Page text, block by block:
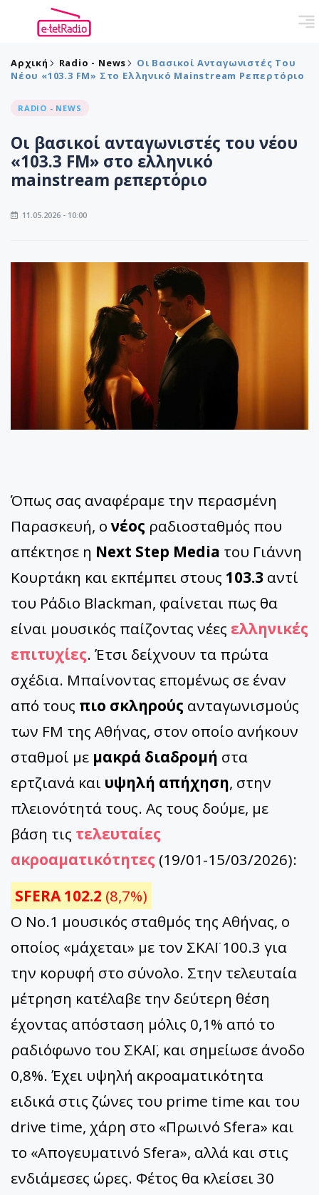
Αρχική Radio - News
Οι Βασικοί Ανταγωνιστές Του
Νέου «103.3 FM» Στο Ελληνικό Mainstream Ρεπερτόριο
RADIO - NEWS
Οι βασικοί ανταγωνιστές του νέου
«103.3 FM» στο ελληνικό
mainstream ρεπερτόριο
11.05.2026 - 10:00
Όπως σας αναφέραμε την περασμένη
Παρασκευή, ονέος ραδιοσταθμός που
απέκτησε η Next Step Media του Γιάννη
Κουρτάκη και εκπέμπει στους 103.3 αντί
του Ράδιο Blackman, φαίνεται πως θα
είναι μουσικός παίζοντας νέες ελληνικές
επιτυχίες. Έτσι δείχνουν τα πρώτα
σχέδια. Μπαίνοντας επομένως σε έναν
από τους πιο σκληρούς ανταγωνισμούς
των FM της Αθήνας, στον οποίο ανήκουν
σταθμοί με μακρά διαδρομή στα
ερτζιανά και υψηλή απήχηση, στην
πλειονότητά τους. Ας τους δούμε, με
βάση τις τελευταίες
ακροαματικότητες (19/01-15/03/2026):
SFERA 102.2 (8,7%)
Ο Νο.1 μουσικός σταθμός της Αθήνας, ο
οποίος «μάχεται» με τον ΣΚΑΪ 100.3 για
την κορυφή στο σύνολο. Στην τελευταία
μέτρηση κατέλαβε την δεύτερη θέση
έχοντας απόσταση μόλις 0,1% από το
ραδιόφωνο του ΣΚΑΪ, και σημείωσε άνοδο
0,8%. Έχει υψηλή ακροαματικότητα
ειδικά στις ζώνες του prime time και του
drive time, χάρη στο «Πρωινό Sfera» και
το «Απογευματινό Sfera», αλλά και στις
ενδιάμεσες ώρες. Φέτος θα κλείσει 30